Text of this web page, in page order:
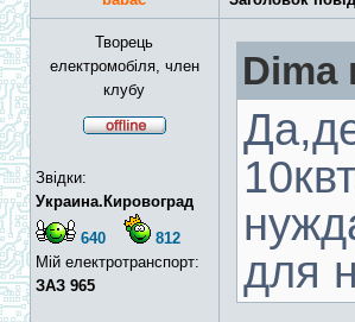
Творець
електромобіля, член
клубу
Звідки:
Украина.Кировоград
640
812
Мій електротранспорт:
ЗАЗ 965
Dima
для